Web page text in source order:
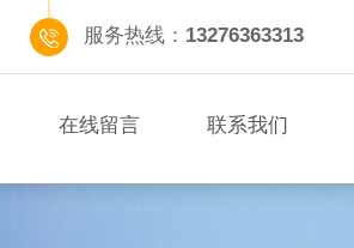
服务热线： 13276363313
在线留言 联系我们